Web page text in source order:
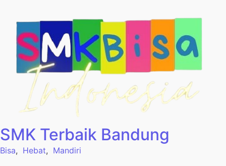
SMK Terbaik Bandung
Bisa, Hebat, Mandiri